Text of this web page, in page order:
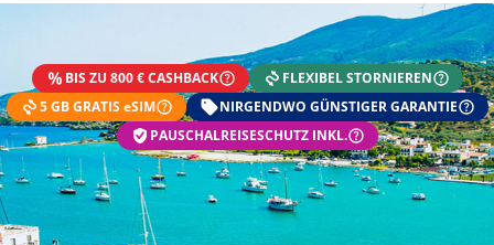
BIS ZU 800 € CASHBACK
FLEXIBEL STORNIEREN
5 GB GRATIS eSIM
NIRGENDWO GÜNSTIGER GARANTIE
PAUSCHALREISESCHUTZ INKL.
DEIN SOMMER ZAHLT SICH
Exklusiv: Nur in der ab in den urlaub App
☀️ Bis zu 1.000 € Sommer Cashback
📱 App gratis herunterladen
🧝 Konto anlegen oder einloggen
✅ Sommer Cashback ist automatisch aktiviert